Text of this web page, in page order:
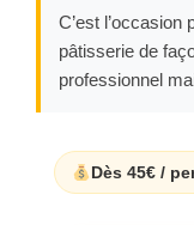
C’est l’occasion
pâtisserie de
professionnel
Dès 45€ /